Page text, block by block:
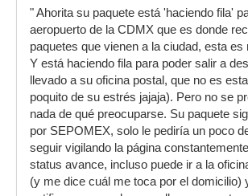
" Ahorita su paquete está 'haciendo fila'
aeropuerto de la CDMX que es donde
paquetes que vienen a la ciudad, esta es
Y está haciendo fila para poder salir a
llevado a su oficina postal, que no es
poquito de su estrés jajaja). Pero no se
nada de qué preocuparse. Su paquete
por SEPOMEX, solo le pediría un poco
seguir vigilando la página
status avance, incluso puede ir a la
(y me dice cuál me toca por el domicilio)